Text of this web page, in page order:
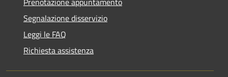
Segnalazione disservizio
Leggi le FAQ
Richiesta assistenza